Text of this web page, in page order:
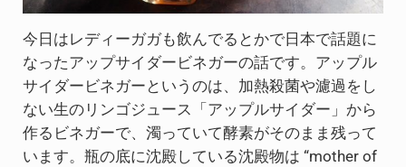
今日はレディーガガも飲んでるとかで日本で話題に
なったアップサイダービネガーの話です。アップル
サイダービネガーというのは、加熱殺菌や濾過をし
ない生のリンゴジュース「アップルサイダー」から
作るビネガーで、濁っていて酵素がそのまま残って
います。瓶の底に沈殿している沈殿物は “mother of